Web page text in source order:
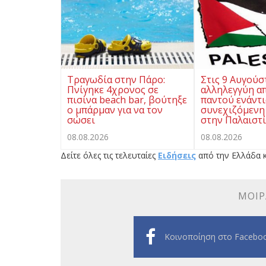
Τραγωδία στην Πάρο:
Πνίγηκε 4χρονος σε
πισίνα beach bar, βούτηξε
ο μπάρμαν για να τον
σώσει
08.08.2026
Στις 9
αλληλεγγύη
παντού
στην
08.08.2026
Δείτε όλες τις τελευταίες Ειδήσεις από την Ελλάδα
Κοινοποίηση στο